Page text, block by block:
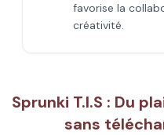
favorise la
créativité.
Sprunki T.I.S : Du
sans